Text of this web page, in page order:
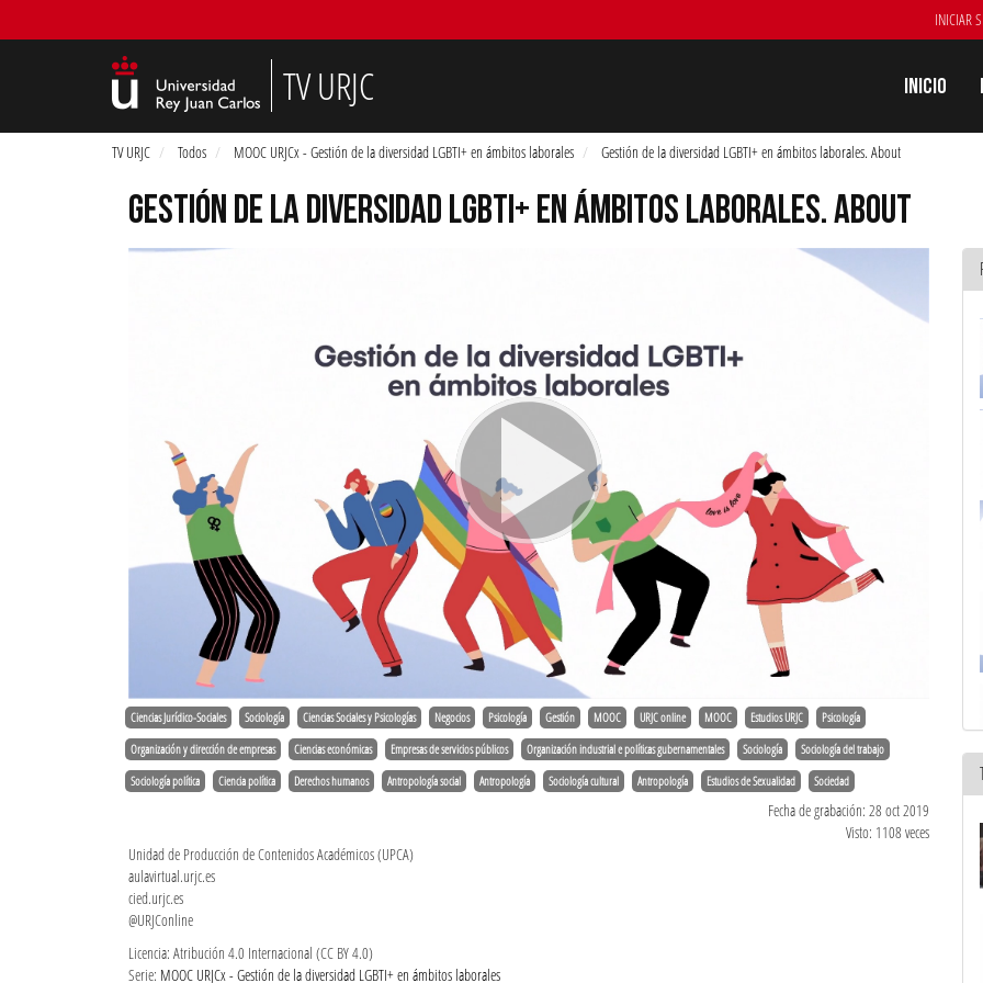
INICIAR
TV URJC Inicio
TV URJC Todos MOOC URJCx - Gestión de la diversidad LGBTI+ en ámbitos laborales Gestión de la diversidad LGBTI+ en ámbitos laborales. About
GESTIÓN DE LA DIVERSIDAD LGBTI+ EN ÁMBITOS LABORALES. ABOUT
Ciencias Jurídico-Sociales Sociología Ciencias Sociales y Psicologías Negocios Psicología Gestión MOOC URJC online MOOC Estudios URJC Psicología
Organización y dirección de empresas Ciencias económicas Empresas de servicios públicos Organización industrial e políticas gubernamentales Sociología Sociología del trabajo
Sociología política Ciencia política Derechos humanos Antropología social Antropología Sociología cultural Antropología Estudios de Sexualidad Sociedad
Fecha de grabación: 28 oct 2019
Visto: 1108 veces
Unidad de Producción de Contenidos Académicos (UPCA)
aulavirtual.urjc.es
cied.urjc.es
@URJConline
Licencia: Atribución 4.0 Internacional (CC BY 4.0)
Serie: MOOC URJCx - Gestión de la diversidad LGBTI+ en ámbitos laborales